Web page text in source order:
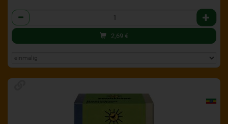
Anzahl
2,69 €